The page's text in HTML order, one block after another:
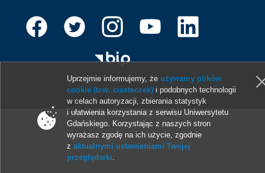
© 2013-2026 Uniwersytet Gdański
Uprzejmie informujemy, że używamy plików
cookie (tzw. ciasteczek) i podobnych technologii
w celach autoryzacji, zbierania statystyk
i ułatwienia korzystania z serwisu Uniwersytetu
Gdańskiego. Korzystając z naszych stron
wyrażasz zgodę na ich użycie, zgodnie
zaktualnymi ustawieniami Twojej
przeglądarki.